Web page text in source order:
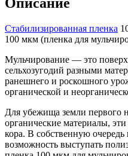
Стабилизированная пленка
100 мкм (пленка для
Мульчирование — это
сельхозугодий разными
ранешнего и роскошного
органической и
Для убежища земли первого
органические материалы,
кора. В собственную очередь
возможность выступать